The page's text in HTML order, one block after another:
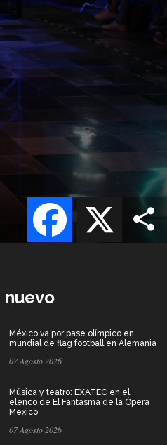
X
Facebook
nuevo
México va por pase olímpico en
mundial de flag football en Alemania
07 Agosto 2026
Música y teatro: EXATEC en el
elenco de El Fantasma de la Ópera
Mexico
07 Agosto 2026